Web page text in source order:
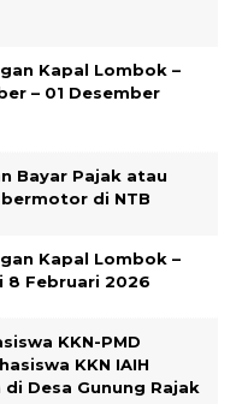
Kapal Lombok –
– 01 Desember
Bayar Pajak atau
di NTB
Kapal Lombok –
8 Februari 2026
KKN-PMD
KKN IAIH
Desa Gunung Rajak